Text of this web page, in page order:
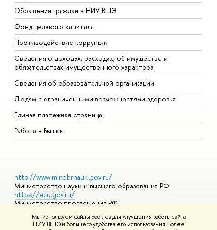
Мы используем файлы cookies для улучшения работы сайта
НИУ ВШЭ и большего удобства его использования. Более
Обращения граждан в НИУ ВШЭ
Фонд целевого капитала
Противодействие коррупции
Сведения о доходах, расходах, об имуществе и
обязательствах имущественного характера
Сведения об образовательной организации
Людям с ограниченными возможностями здоровья
Единая платежная страница
Работа в Вышке
http://www.minobrnauki.gov.ru/
Министерство науки и высшего образования РФ
https://edu.gov.ru/
Министерство просвещения РФ
https://elearning.hse.ru/mooc
Массовые открытые онлайн-курсы